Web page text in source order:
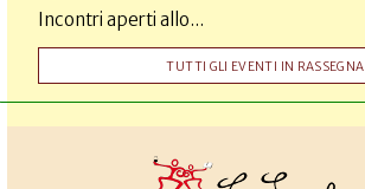
Incontri aperti allo...
TUTTI GLI EVENTI IN RASSEGNA